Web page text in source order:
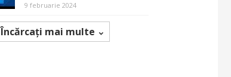
9 februarie 2024
Încărcați mai multe